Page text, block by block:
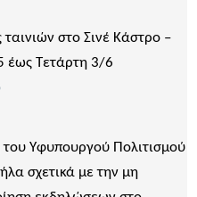
στο Σινέ Κάστρο –
έως Τετάρτη 3/6
Υφυπουργού Πολιτισμού
σχετικά με την μη